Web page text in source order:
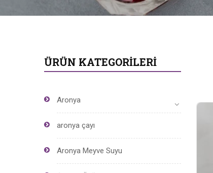
ÜRÜN KATEGORILERI
Aronya
aronya çayı
Aronya Meyve Suyu